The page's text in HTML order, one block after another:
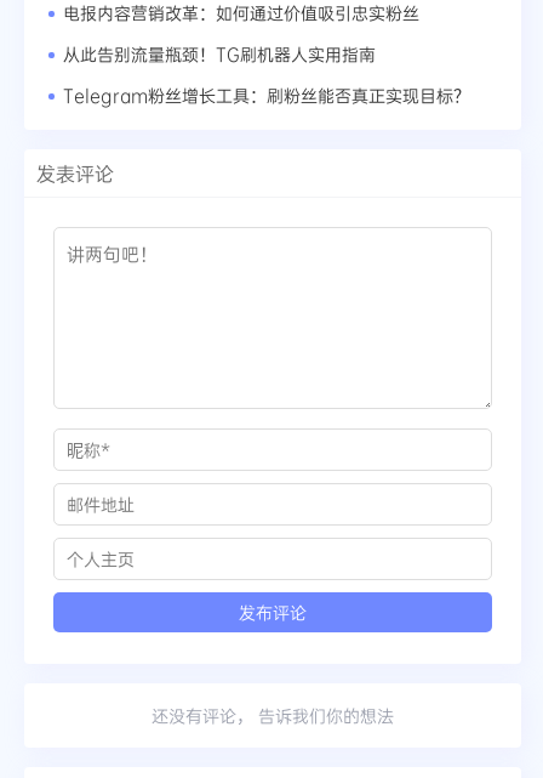
电报内容营销改革：如何通过价值吸引忠实粉丝
从此告别流量瓶颈！TG刷机器人实用指南
Telegram粉丝增长工具：刷粉丝能否真正实现目标？
发表评论
还没有评论， 告诉我们你的想法